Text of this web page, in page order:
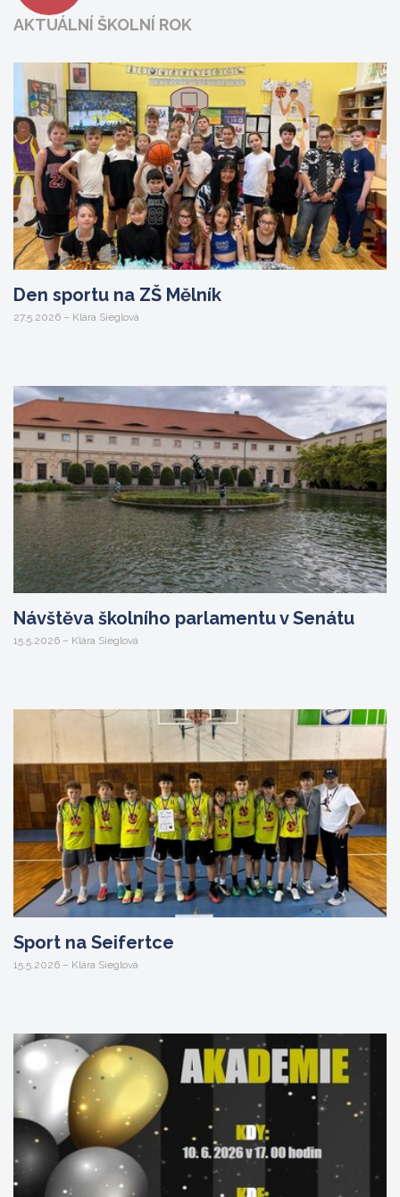
AKTUÁLNÍ ŠKOLNÍ ROK
Den sportu na ZŠ Mělník
27.5.2026 – Klára Sieglová
Návštěva školního parlamentu v Senátu
15.5.2026 – Klára Sieglová
Sport na Seifertce
15.5.2026 – Klára Sieglová